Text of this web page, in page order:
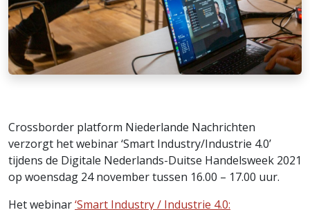
Crossborder platform Niederlande Nachrichten
verzorgt het webinar ‘Smart Industry/Industrie 4.0’
tijdens de Digitale Nederlands-Duitse Handelsweek 2021
op woensdag 24 november tussen 16.00 – 17.00 uur.
Het webinar‘Smart Industry / Industrie 4.0: